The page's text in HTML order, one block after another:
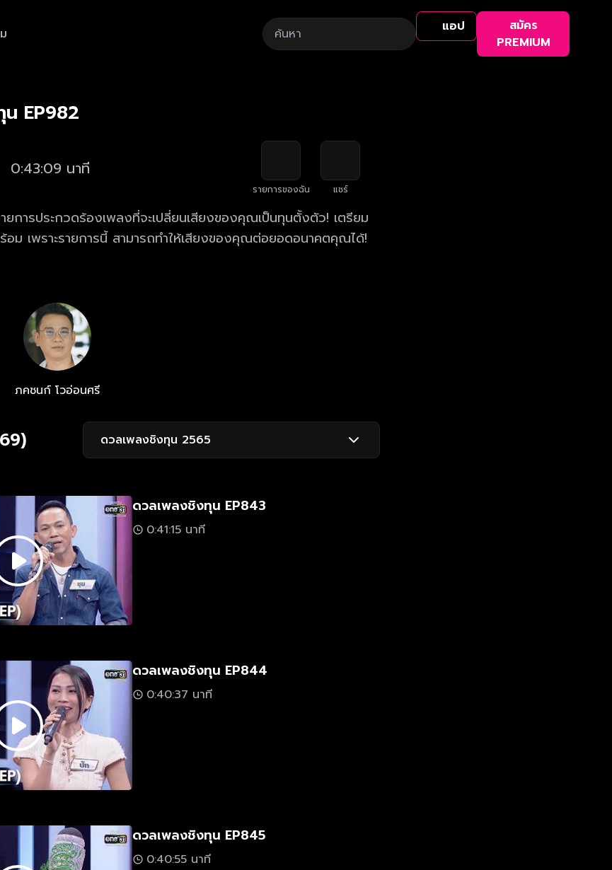
แอป
สมัคร
PREMIUM
EP982
0:43:09 นาที
รายการของฉัน แชร์
การประกวดร้องเพลงที่จะเปลี่ยนเสียงของคุณเป็นทุนตั้งตัว! เตรียม
ม เพราะรายการนี้ สามารถทำให้เสียงของคุณต่อยอดอนาคตคุณได้!
ภคชนก์ โวอ่อนศรี
ดวลเพลงชิงทุน 2565
ดวลเพลงชิงทุน EP843
0:41:15 นาที
ดวลเพลงชิงทุน EP844
0:40:37 นาที
ดวลเพลงชิงทุน EP845
0:40:55 นาที